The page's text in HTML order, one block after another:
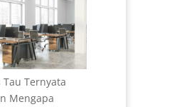
Ternyata
Mengapa